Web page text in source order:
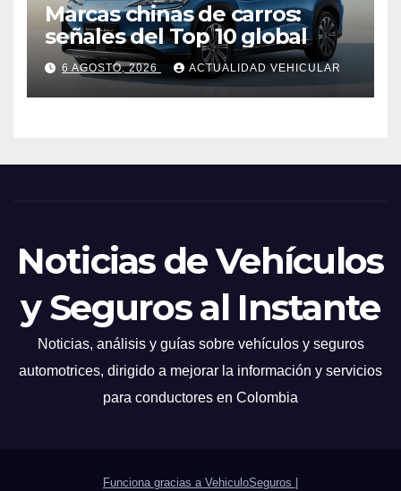
Marcas chinas de carros:
señales del Top 10 global
6 AGOSTO, 2026 ACTUALIDAD VEHICULAR
Noticias de Vehículos
y Seguros al Instante
Noticias, análisis y guías sobre vehículos y seguros
automotrices, dirigido a mejorar la información y servicios
para conductores en Colombia
Funciona gracias a VehiculoSeguros